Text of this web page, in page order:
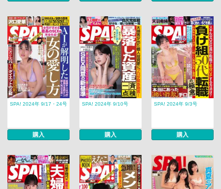
SPA! 2024年 9/17・24号
購入
SPA! 2024年 9/10号
購入
SPA! 2024年 9/3号
購入